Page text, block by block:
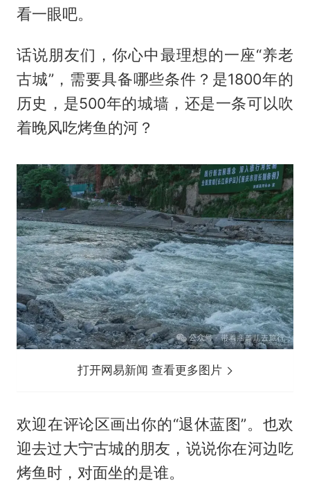
看一眼吧。
话说朋友们，你心中最理想的一座“养老
古城”，需要具备哪些条件？是1800年的
历史，是500年的城墙，还是一条可以吹
着晚风吃烤鱼的河？
打开网易新闻 查看更多图片
欢迎在评论区画出你的“退休蓝图”。也欢
迎去过大宁古城的朋友，说说你在河边吃
烤鱼时，对面坐的是谁。